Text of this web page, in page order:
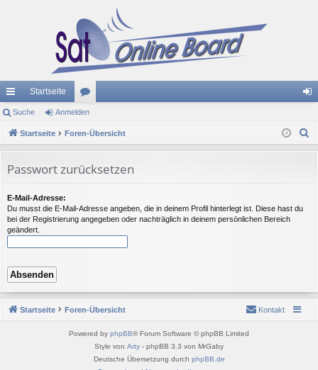
ch
ne
ug
riff
Startseite
or
en m
Suche Anmelden
Startseite Foren-Übersicht
Passwort zurücksetzen
E-Mail-Adresse:
Du musst die E-Mail-Adresse angeben, die in deinem Profil hinterlegt ist. Diese hast du
bei der Registrierung angegeben oder nachträglich in deinem persönlichen Bereich
geändert.
Startseite Foren-Übersicht Kontakt
Powered by phpBB® Forum Software © phpBB Limited
Style von Arty - phpBB 3.3 von MrGaby
Deutsche Übersetzung durch phpBB.de